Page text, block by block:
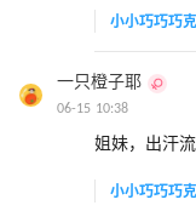
小小巧巧巧
一只橙子耶
06-15 10:38
姐妹，出汗
小小巧巧巧